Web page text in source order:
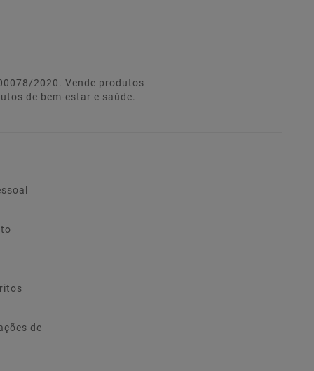
2020. Vende produtos
de bem-estar e saúde.
de